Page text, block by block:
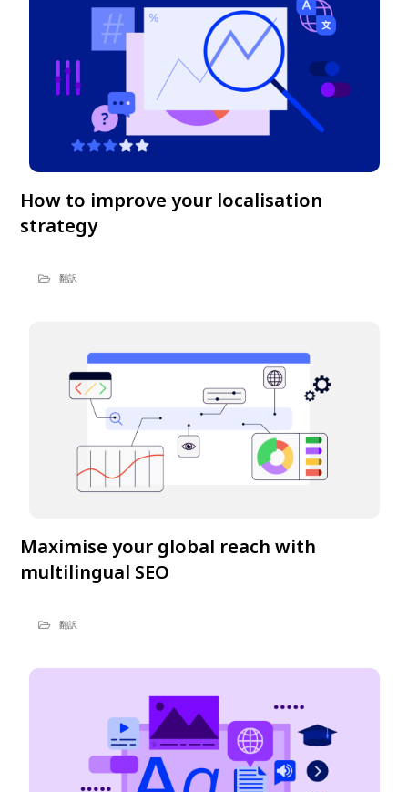
How to improve your localisation
strategy
翻訳
Maximise your global reach with
multilingual SEO
翻訳